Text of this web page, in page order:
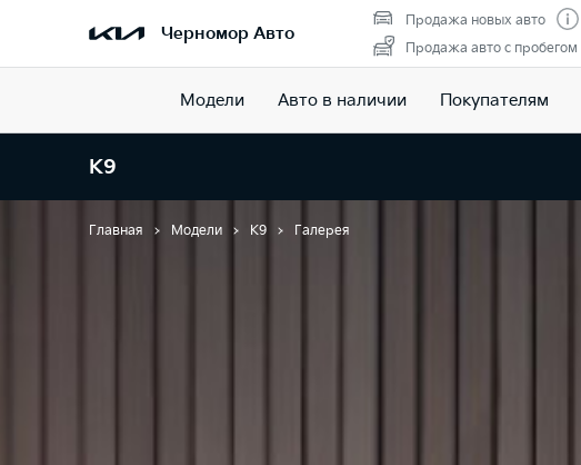
Черномор Авто
Продажа новых авто
Продажа авто с пробегом
Модели Авто в наличии Покупателям
K9
Главная Модели K9 Галерея